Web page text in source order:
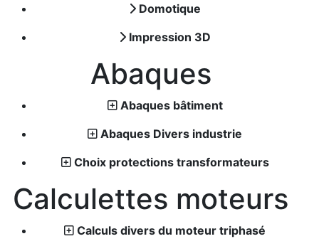
Domotique
Impression 3D
Abaques
Abaques bâtiment
Abaques Divers industrie
Choix protections transformateurs
Calculettes moteurs
Calculs divers du moteur triphasé